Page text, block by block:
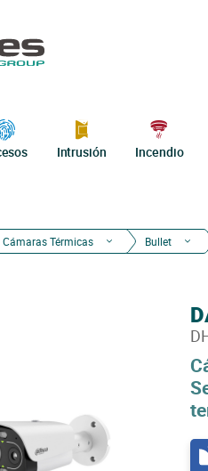
Intrusión Incendio
Cámaras Térmicas Bullet